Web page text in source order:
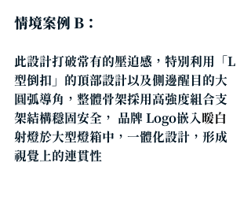
情境案例 B：
此設計打破常有的壓迫感，特別利用「L
型倒扣」的頂部設計以及側邊醒目的大
圓弧導角，整體骨架採用高強度組合支
架結構穩固安全， 品牌 Logo嵌入暖白
射燈於大型燈箱中，一體化設計，形成
視覺上的連貫性